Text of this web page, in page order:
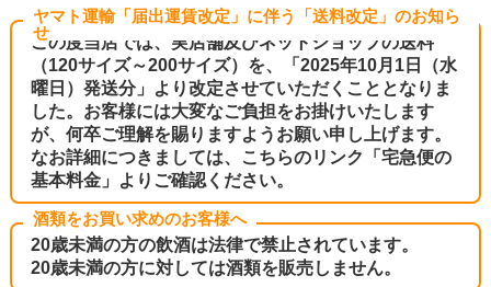
ヤマト運輸「届出運賃改定」に伴う「送料改定」のお知ら
せ
この度当店では、実店舗及びネットショップの送料
（120サイズ～200サイズ）を、「2025年10月1日（水
曜日）発送分」より改定させていただくこととなりま
した。お客様には大変なご負担をお掛けいたします
が、何卒ご理解を賜りますようお願い申し上げます。
なお詳細につきましては、こちらのリンク
「宅急便の
基本料金」
よりご確認ください。
酒類をお買い求めのお客様へ
20歳未満の方の飲酒は法律で禁止されています。
20歳未満の方に対しては酒類を販売しません。